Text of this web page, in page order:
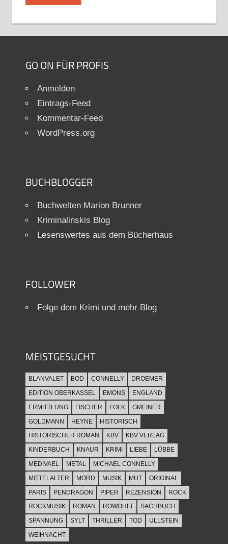
GO ON FÜR PROFIS
Anmelden
Eintrags-Feed
Kommentar-Feed
WordPress.org
BUCHBLOGGER
Buchwelten Marion Brunner
Kriminalinskis Blog
Lesenswertes aus dem Bücherhaus
FOLLOWER
Folge dem Krimi und mehr Blog
MEISTGESUCHT
BLANVALET BOD CONNELLY
DROEMER
EDITION OBERKASSEL
EMONS
ENGLAND
ERMITTLUNG
FISCHER FOLK
GMEINER
GOLDMANN
HEYNE
HISTORISCH
HISTORISCHER ROMAN
KBV
KBV VERLAG
KINDERBUCH
KNAUR KRIMI LIEBE
LÜBBE
MEDIVAEL
METAL
MICHAEL CONNELLY
MITTELALTER
MORD MUSIK MUT
ORIGINAL
PARIS
PENDRAGON PIPER REZENSION
ROCK
ROCKMUSIK
ROMAN ROWOHLT
SACHBUCH
SPANNUNG
SYLT THRILLER TOD
ULLSTEIN
WEIHNACHT